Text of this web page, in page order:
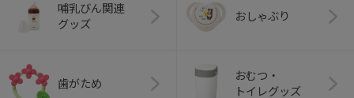
哺乳びん関連
グッズ
おしゃぶり
歯がため
おむつ・
トイレグッズ